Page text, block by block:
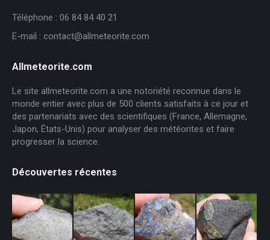
Téléphone : 06 84 84 40 21
E-mail : contact@allmeteorite.com
Allmeteorite.com
Le site allmeteorite.com a une notoriété reconnue dans le
monde entier avec plus de 500 clients satisfaits à ce jour et
des partenariats avec des scientifiques (France, Allemagne,
Japon, États-Unis) pour analyser des météorites et faire
progresser la science.
Découvertes récentes